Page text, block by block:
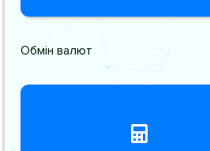
Обмін валют